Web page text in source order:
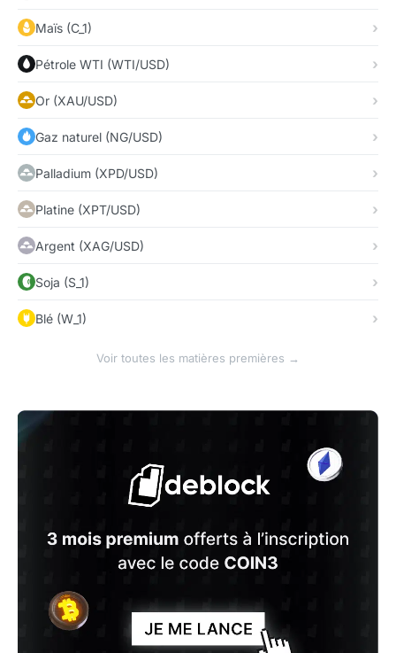
Maïs (C_1)
Pétrole WTI (WTI/USD)
Or (XAU/USD)
Gaz naturel (NG/USD)
Palladium (XPD/USD)
Platine (XPT/USD)
Argent (XAG/USD)
Soja (S_1)
Blé (W_1)
Voir toutes les matières premières →